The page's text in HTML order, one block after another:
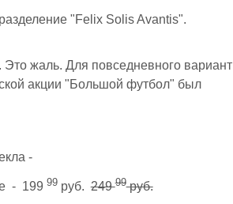
"Felix Solis Avantis".
жаль. Для повседневного вариант
акции "Большой футбол" был
-
- 199 99руб.24999руб.